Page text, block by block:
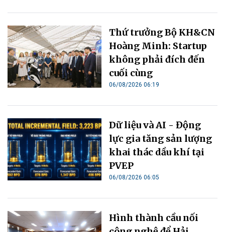
Thứ trưởng Bộ KH&CN
Hoàng Minh: Startup
không phải đích đến
cuối cùng
06/08/2026 06:19
Dữ liệu và AI - Động
lực gia tăng sản lượng
khai thác dầu khí tại
PVEP
06/08/2026 06:05
Hình thành cầu nối